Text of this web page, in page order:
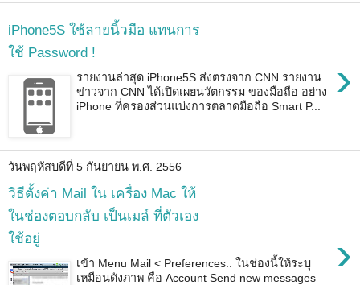
iPhone5S ใช้ลายนิ้วมือ แทนการ
ใช้ Password !
›
รายงานล่าสุด iPhone5S ส่งตรงจาก CNN รายงาน
ข่าวจาก CNN ได้เปิดเผยนวัตกรรม ของมือถือ อย่าง
iPhone ที่ครองส่วนแบ่งการตลาดมือถือ Smart P...
วันพฤหัสบดีที่ 5 กันยายน พ.ศ. 2556
วิธีตั้งค่า Mail ใน เครื่อง Mac ให้
ในช่องตอบกลับ เป็นเมล์ ที่ตัวเอง
ใช้อยู่
›
เข้า Menu Mail < Preferences.. ในช่องนี้ให้ระบุ
เหมือนดังภาพ คือ Account Send new messages